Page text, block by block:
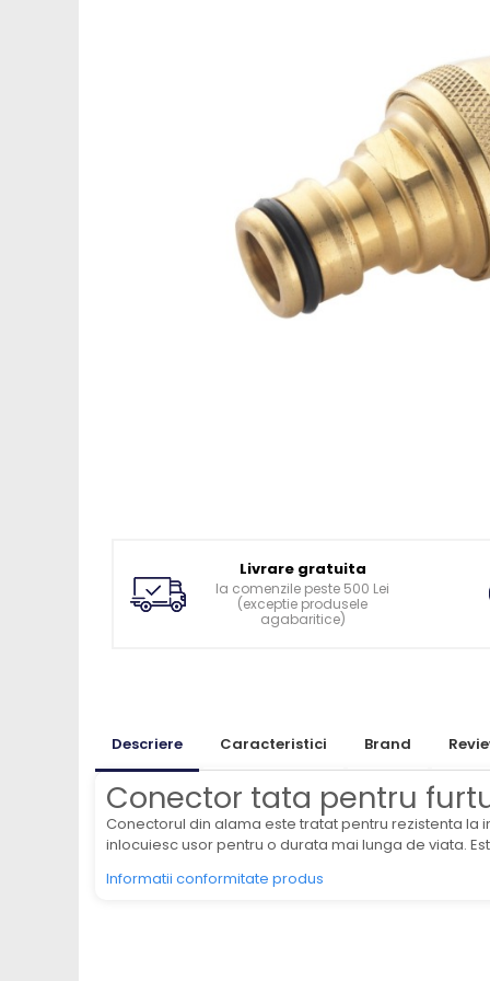
Alaptare vitei
Accesorii cusete vitei
Boxe comune
Cusete individuale
Furajare si adapare vitei
Echipamente si accesorii furajare
Livrare gratuita
la comenzile peste 500 Lei
(exceptie produsele
agabaritice)
Descriere Caracteristici Brand
Conector tata pentru
Conectorul din alama este tratat pentru rezistenta la
inlocuiesc usor pentru o durata mai lunga de viata.
Informatii conformitate produs